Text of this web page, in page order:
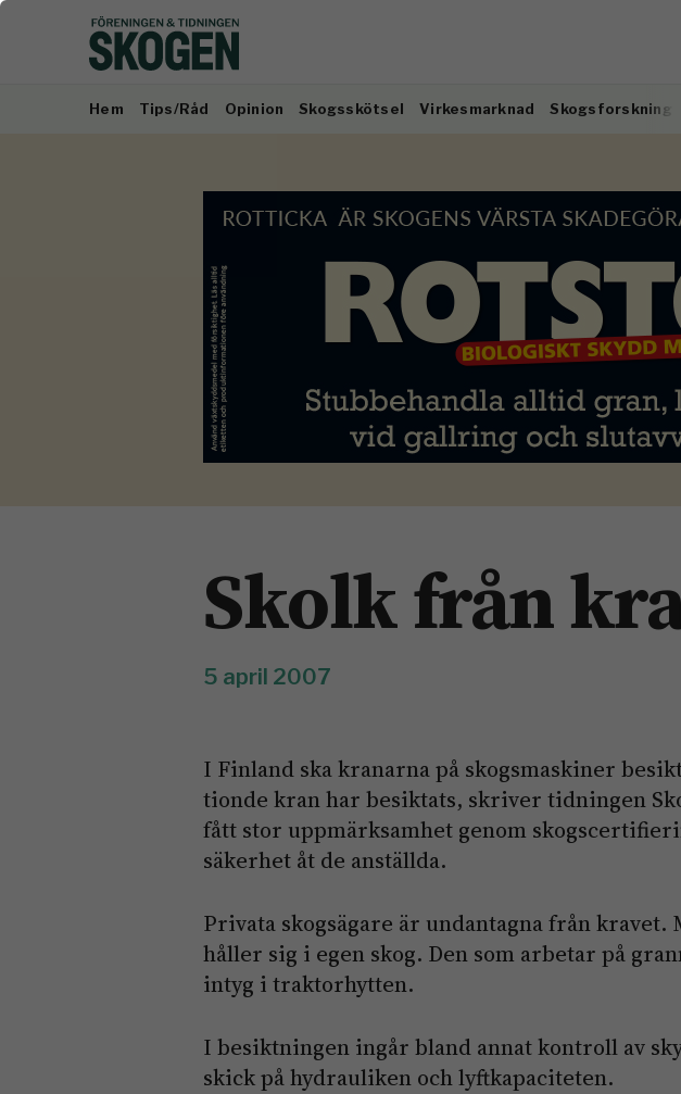
Hem Tips/Råd Opinion Skogsskötsel Virkesmarknad Skogsforskning
Skolk från
5 april 2007
I Finland ska kranarna på skogsmaskiner
tionde kran har besiktats, skriver tidningen
fått stor uppmärksamhet genom
säkerhet åt de anställda.
Privata skogsägare är undantagna från kravet.
håller sig i egen skog. Den som arbetar på
intyg i traktorhytten.
I besiktningen ingår bland annat kontroll av
skick på hydrauliken och lyftkapaciteten.